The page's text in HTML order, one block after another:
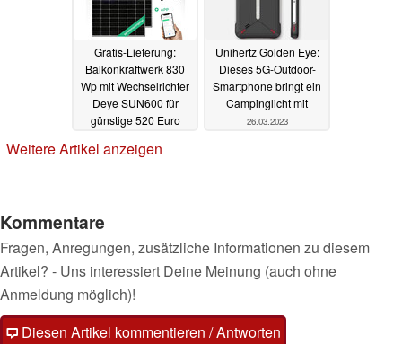
Gratis-Lieferung:
Balkonkraftwerk 830
Wp mit Wechselrichter
Deye SUN600 für
günstige 520 Euro
Unihertz Golden Eye:
Dieses 5G-Outdoor-
Smartphone bringt ein
Campinglicht mit
26.03.2023
Weitere Artikel anzeigen
Kommentare
Fragen, Anregungen, zusätzliche Informationen zu diesem
Artikel? - Uns interessiert Deine Meinung (auch ohne
Anmeldung möglich)!
Diesen Artikel kommentieren / Antworten